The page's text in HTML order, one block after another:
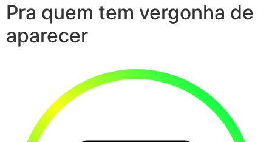
Pra quem tem vergonha de
aparecer